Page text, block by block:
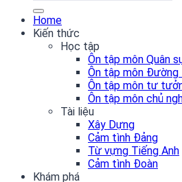
Home
Kiến thức
Học tập
Ôn tập môn Quân
Ôn tập môn Đường
Ôn tập môn tư
Ôn tập môn chủ
Tài liệu
Xây Dựng
Cảm tình Đảng
Từ vựng Tiếng Anh
Cảm tình Đoàn
Khám phá